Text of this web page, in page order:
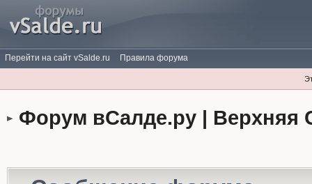
Перейти на сайт vSalde.ru Правила форума
Форум вСалде.ру | Верхняя